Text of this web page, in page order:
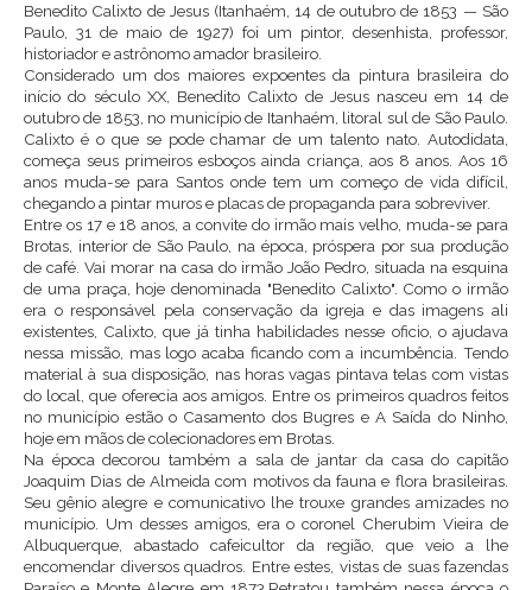
Benedito Calixto de Jesus (Itanhaém, 14 de outubro de 1853 — São
Paulo, 31 de maio de 1927) foi um pintor, desenhista, professor,
historiador e astrônomo amador brasileiro.
Considerado um dos maiores expoentes da pintura brasileira do
início do século XX, Benedito Calixto de Jesus nasceu em 14 de
outubro de 1853, no município de Itanhaém, litoral sul de São Paulo.
Calixto é o que se pode chamar de um talento nato. Autodidata,
começa seus primeiros esboços ainda criança, aos 8 anos. Aos 16
anos muda-se para Santos onde tem um começo de vida difícil,
chegando a pintar muros e placas de propaganda para sobreviver.
Entre os 17 e 18 anos, a convite do irmão mais velho, muda-se para
Brotas, interior de São Paulo, na época, próspera por sua produção
de café. Vai morar na casa do irmão João Pedro, situada na esquina
de uma praça, hoje denominada "Benedito Calixto". Como o irmão
era o responsável pela conservação da igreja e das imagens ali
existentes, Calixto, que já tinha habilidades nesse oficio, o ajudava
nessa missão, mas logo acaba ficando com a incumbência. Tendo
material à sua disposição, nas horas vagas pintava telas com vistas
do local, que oferecia aos amigos. Entre os primeiros quadros feitos
no município estão o Casamento dos Bugres e A Saída do Ninho,
hoje em mãos de colecionadores em Brotas.
Na época decorou também a sala de jantar da casa do capitão
Joaquim Dias de Almeida com motivos da fauna e flora brasileiras.
Seu gênio alegre e comunicativo lhe trouxe grandes amizades no
município. Um desses amigos, era o coronel Cherubim Vieira de
Albuquerque, abastado cafeicultor da região, que veio a lhe
encomendar diversos quadros. Entre estes, vistas de suas fazendas